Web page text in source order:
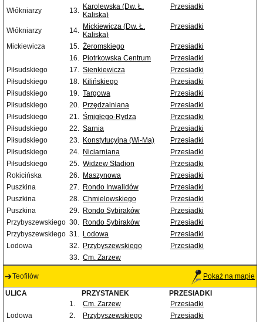
Włókniarzy
13. Karolewska (Dw. Ł.
Kaliska)
Przesiadki
Włókniarzy 14. Mickiewicza (Dw. Ł.
Kaliska)
Przesiadki
Mickiewicza 15. Żeromskiego
Przesiadki
16. Piotrkowska Centrum
Przesiadki
Piłsudskiego
17. Sienkiewicza
Przesiadki
Piłsudskiego
18. Kilińskiego
Przesiadki
Piłsudskiego
19. Targowa
Przesiadki
Piłsudskiego
20. Przędzalniana
Przesiadki
Piłsudskiego
21. Śmigłego-Rydza
Przesiadki
Piłsudskiego
22. Sarnia
Przesiadki
Piłsudskiego
23. Konstytucyjna (Wi-Ma)
Przesiadki
Piłsudskiego
24. Niciarniana
Przesiadki
Piłsudskiego
25. Widzew Stadion
Przesiadki
Rokicińska
26. Maszynowa
Przesiadki
Puszkina
27. Rondo Inwalidów
Przesiadki
Puszkina
28. Chmielowskiego
Przesiadki
Puszkina
29. Rondo Sybiraków
Przesiadki
Przybyszewskiego 30. Rondo Sybiraków
Przesiadki
Przybyszewskiego 31. Lodowa
Przesiadki
Lodowa
32. Przybyszewskiego
Przesiadki
33. Cm. Zarzew
Teofilów Pokaż na mapie
ULICA PRZYSTANEK
PRZESIADKI
1.
Cm. Zarzew
Przesiadki
Lodowa
2. Przybyszewskiego
Przesiadki